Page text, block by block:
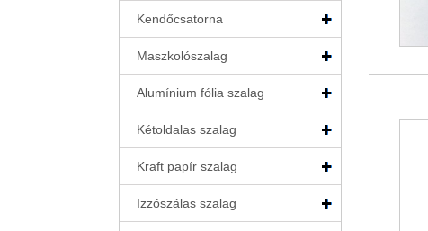
Kendőcsatorna
Maszkolószalag
Alumínium fólia szalag
Kétoldalas szalag
Kraft papír szalag
Izzószálas szalag